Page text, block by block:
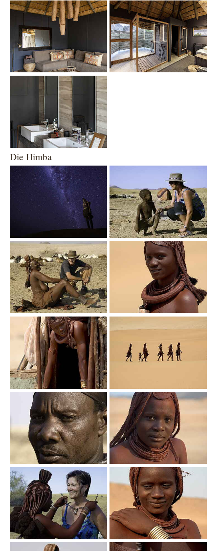
Show larger version Show larger version
Show larger version
Die Himba
Show larger version
Show larger version Show larger version
Show larger version
Show larger version Show larger version
Show larger version Show larger version
Show larger version Show larger version